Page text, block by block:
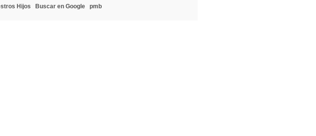
Hijos Buscar en Google pmb